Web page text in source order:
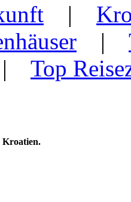
|
|
Top
Kroatien.